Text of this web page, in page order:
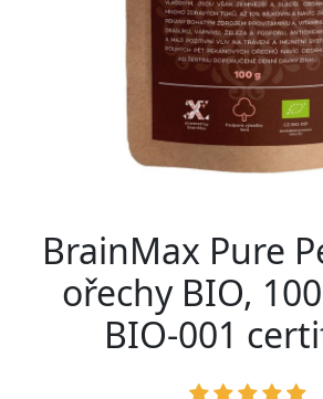
BrainMax Pure
ořechy BIO,
BIO-001